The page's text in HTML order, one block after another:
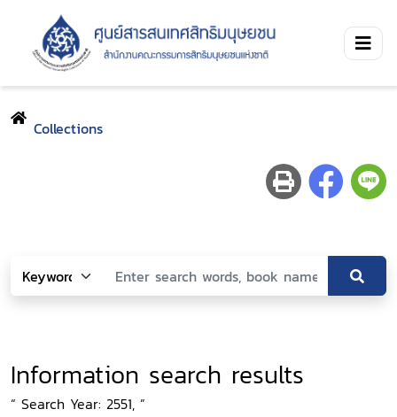
Collections
Information search results
“ Search Year: 2551, ”